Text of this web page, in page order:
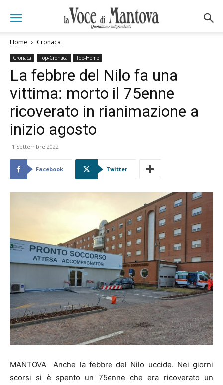
Home Cronaca
Cronaca Top-Cronaca Top-Home
La febbre del Nilo fa una
vittima: morto il 75enne
ricoverato in rianimazione a
inizio agosto
1 Settembre 2022
Facebook Twitter
MANTOVA Anche la febbre del Nilo uccide. Nei giorni
scorsi si è spento un 75enne che era ricoverato un